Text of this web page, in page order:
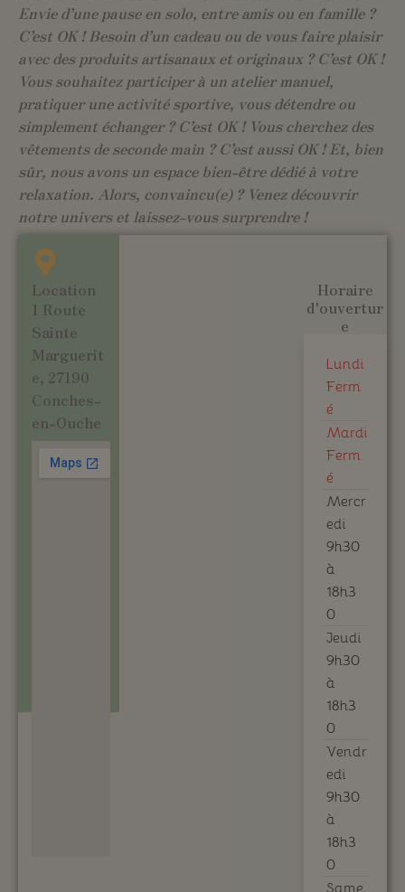
Envie d’une pause en solo, entre amis ou en famille ?
C’est OK ! Besoin d’un cadeau ou de vous faire plaisir
avec des produits artisanaux et originaux ? C’est OK !
Vous souhaitez participer à un atelier manuel,
pratiquer une activité sportive, vous détendre ou
simplement échanger ? C’est OK ! Vous cherchez des
vêtements de seconde main ? C’est aussi OK ! Et, bien
sûr, nous avons un espace bien-être dédié à votre
relaxation. Alors, convaincu(e) ? Venez découvrir
notre univers et laissez-vous surprendre !
Location
1 Route
Sainte
Marguerit
e, 27190
Conches-
en-Ouche
Horaire
d'ouvertur
e
Lundi
Ferm
é
Mardi
Ferm
é
Mercr
edi
9h30
à
18h3
0
Jeudi
9h30
à
18h3
0
Vendr
edi
9h30
à
18h3
0